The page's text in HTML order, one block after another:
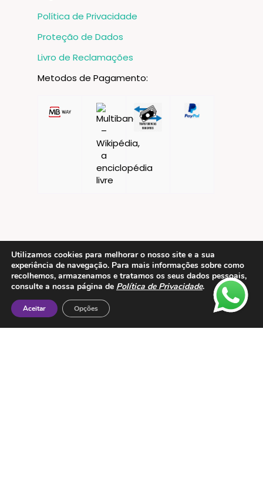
Política de Privacidade
Proteção de Dados
Livro de Reclamações
Metodos de Pagamento:
Contactos
ESMTC – Escola de Medicina Tradicional
Chinesa
Utilizamos cookies para melhorar o nosso site e a sua
experiência de navegação. Para mais informações sobre como
recolhemos, armazenamos e tratamos os seus dados pessoais,
consulte a nossa página de Política de Privacidade.
Aceitar Opções